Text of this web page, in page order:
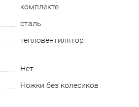
комплекте
сталь
тепловентилятор
Нет
Ножки без колесиков